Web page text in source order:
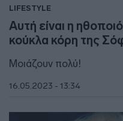
LIFESTYLE
Αυτή είναι η
κούκλα κόρη της
Μοιάζουν πολύ!
16.05.2023 - 13:34